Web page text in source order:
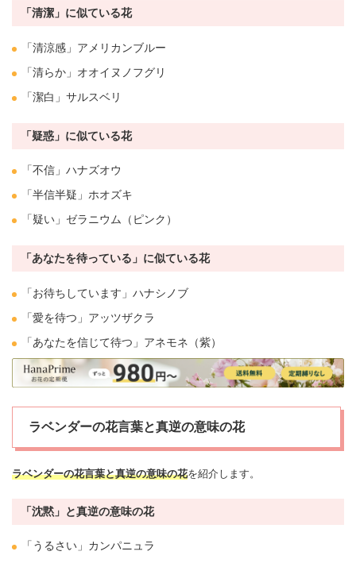
「清潔」に似ている花
「清涼感」 アメリカンブルー
「清らか」オオイヌノフグリ
「潔白」 サルスベリ
「疑惑」に似ている花
「不信」ハナズオウ
「半信半疑」 ホオズキ
「疑い」 ゼラニウム （ピンク）
「あなたを待っている」に似ている花
「お待ちしています」ハナシ ノブ
「愛を待つ」 アッツザクラ
「あなたを信じて待つ」 アネモネ （紫）
ラベンダーの花言葉と真逆の意味の花
ラベンダーの花言葉と真逆の意味の花を紹介します。
「沈黙」と真逆の意味の花
「うるさい」 カンパニュラ